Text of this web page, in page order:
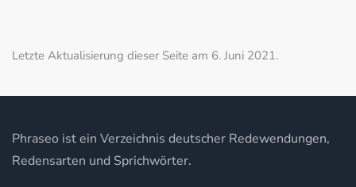
Letzte Aktualisierung dieser Seite am 6. Juni 2021.
Phraseo ist ein Verzeichnis deutscher Redewendungen,
Redensarten und Sprichwörter.